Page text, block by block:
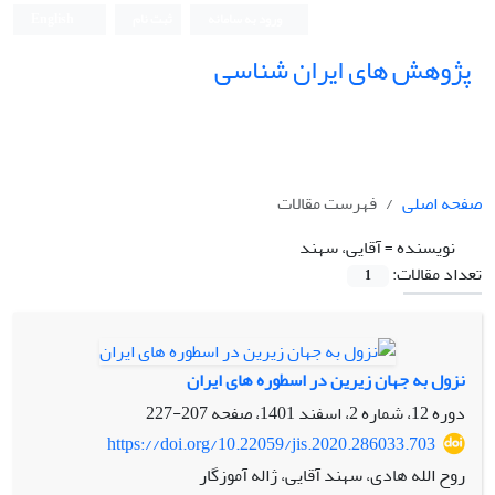
پژوهش های ایران شناسی
صفحه اصلی
فهرست مقالات
نویسنده =آقایی، سهند
تعداد مقالات:
1
نزول به جهان زیرین در اسطوره های ایران
دوره 12، شماره 2، اسفند 1401، صفحه
207-227
https://doi.org/10.22059/jis.2020.286033.703
روح الله هادی، سهند آقایی، ژاله آموزگار